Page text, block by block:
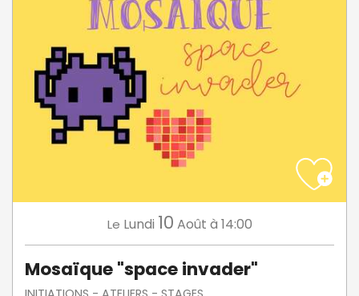
Le Lundi 10 Août à 14:00
Mosaïque "space invader"